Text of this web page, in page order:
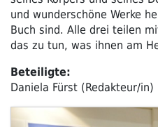
und wunderschöne Werke
Buch sind. Alle drei teilen
das zu tun, was ihnen am
Beteiligte:
Daniela Fürst (Redakteur/in)